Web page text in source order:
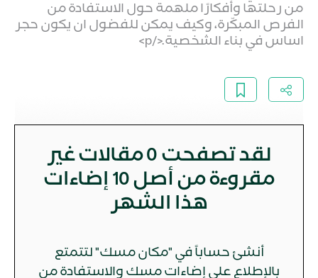
من رحلتها وأفكارًا ملهمة حول الاستفادة من
الفرص المبكّرة، وكيف يمكن للفضول ان يكون حجر
اساس في بناء الشخصية.</p>
لقد تصفحت 0مقالات غير
مقروءة من أصل 10 إضاءات
هذا الشهر
أنشئ حساباً في "مكان مسك" لتتمتع
بالإطلاع على إضاءات مسك والاستفادة من